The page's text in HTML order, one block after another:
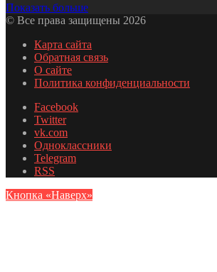
Показать больше
© Все права защищены 2026
Карта сайта
Обратная связь
О сайте
Политика конфиденциальности
Facebook
Twitter
vk.com
Одноклассники
Telegram
RSS
Кнопка «Наверх»